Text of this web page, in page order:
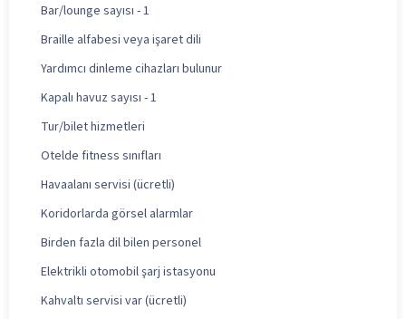
Bar/lounge sayısı - 1
Braille alfabesi veya işaret dili
Yardımcı dinleme cihazları bulunur
Kapalı havuz sayısı - 1
Tur/bilet hizmetleri
Otelde fitness sınıfları
Havaalanı servisi (ücretli)
Koridorlarda görsel alarmlar
Birden fazla dil bilen personel
Elektrikli otomobil şarj istasyonu
Kahvaltı servisi var (ücretli)